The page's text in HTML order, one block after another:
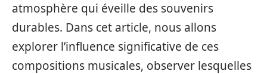
atmosphère qui éveille des souvenirs
durables. Dans cet article, nous allons
explorer l’influence significative de ces
compositions musicales, observer lesquelles